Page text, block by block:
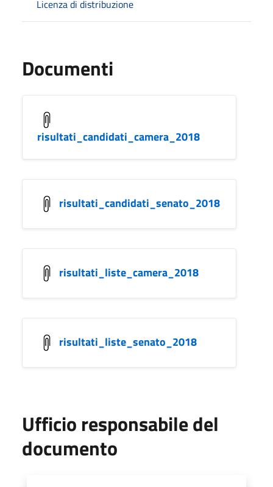
Licenza di distribuzione
Documenti
risultati_candidati_camera_2018
risultati_candidati_senato_2018
risultati_liste_camera_2018
risultati_liste_senato_2018
Ufficio responsabile del
documento